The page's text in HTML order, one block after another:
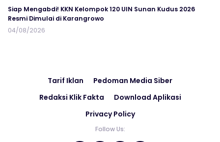
Siap Mengabdi! KKN Kelompok 120 UIN Sunan Kudus 2026
Resmi Dimulai di Karangrowo
04/08/2026
Tarif Iklan
Pedoman Media Siber
Redaksi Klik Fakta
Download Aplikasi
Privacy Policy
Follow Us: